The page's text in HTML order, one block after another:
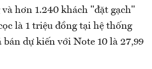
hơn 1.240 khách "đặt gạch"
là 1 triệu đồng tại hệ thống
bán dự kiến với Note 10 là 27,99